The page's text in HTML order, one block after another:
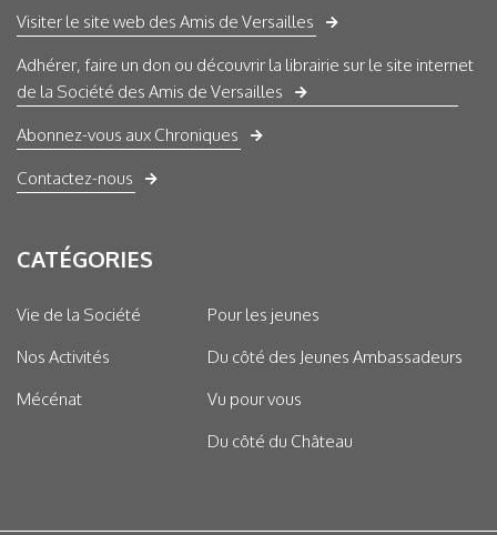
Visiter le site web des Amis de Versailles
Adhérer, faire un don ou découvrir la librairie sur le site internet
de la Société des Amis de Versailles
Abonnez-vous aux Chroniques
Contactez-nous
CATÉGORIES
Vie de la Société
Nos Activités
Mécénat
Pour les jeunes
Du côté des Jeunes Ambassadeurs
Vu pour vous
Du côté du Château